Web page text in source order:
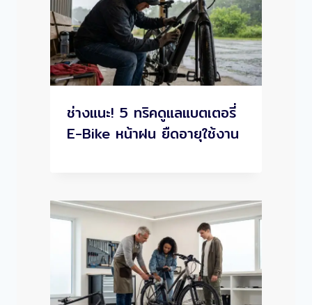
ช่างแนะ! 5 ทริคดูแลแบตเตอรี่
E-Bike หน้าฝน ยืดอายุใช้งาน